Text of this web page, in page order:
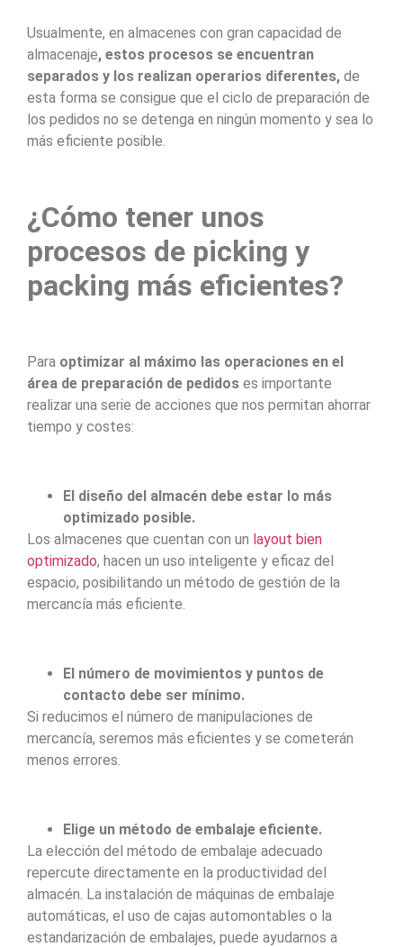
Usualmente, en almacenes con gran capacidad de
almacenaje, estos procesos se encuentran
separados y los realizan operarios diferentes, de
esta forma se consigue que el ciclo de preparación de
los pedidos no se detenga en ningún momento y sea lo
más eficiente posible.
¿Cómo tener unos
procesos de picking y
packing más eficientes?
Para optimizar al máximo las operaciones en el
área de preparación de pedidos es importante
realizar una serie de acciones que nos permitan ahorrar
tiempo y costes:
El diseño del almacén debe estar lo más
optimizado posible.
Los almacenes que cuentan con un layout bien
optimizado, hacen un uso inteligente y eficaz del
espacio, posibilitando un método de gestión de la
mercancía más eficiente.
El número de movimientos y puntos de
contacto debe ser mínimo.
Si reducimos el número de manipulaciones de
mercancía, seremos más eficientes y se cometerán
menos errores.
Elige un método de embalaje eficiente.
La elección del método de embalaje adecuado
repercute directamente en la productividad del
almacén. La instalación de máquinas de embalaje
automáticas, el uso de cajas automontables o la
estandarización de embalajes, puede ayudarnos a